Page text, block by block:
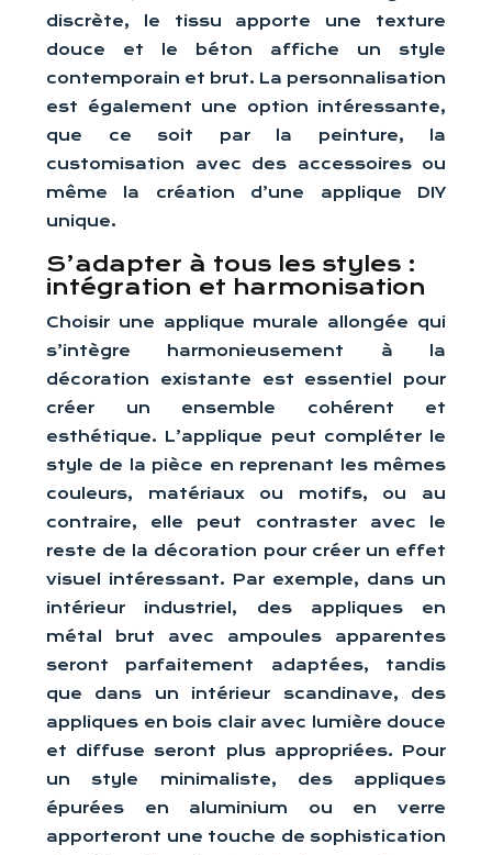
discrète, le tissu apporte une texture
douce et le béton affiche un style
contemporain et brut. La personnalisation
est également une option intéressante,
que ce soit par la peinture, la
customisation avec des accessoires ou
même la création d’une applique DIY
unique.
S’adapter à tous les styles :
intégration et harmonisation
Choisir une applique murale allongée qui
s’intègre harmonieusement à la
décoration existante est essentiel pour
créer un ensemble cohérent et
esthétique. L’applique peut compléter le
style de la pièce en reprenant les mêmes
couleurs, matériaux ou motifs, ou au
contraire, elle peut contraster avec le
reste de la décoration pour créer un effet
visuel intéressant. Par exemple, dans un
intérieur industriel, des appliques en
métal brut avec ampoules apparentes
seront parfaitement adaptées, tandis
que dans un intérieur scandinave, des
appliques en bois clair avec lumière douce
et diffuse seront plus appropriées. Pour
un style minimaliste, des appliques
épurées en aluminium ou en verre
apporteront une touche de sophistication